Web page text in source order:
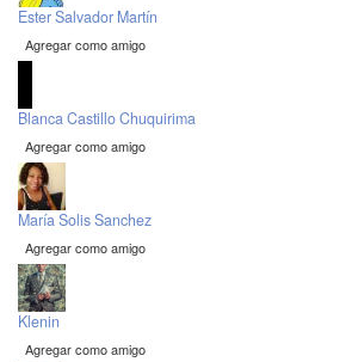
Ester Salvador Martín
Agregar como amigo
Blanca Castillo Chuquirima
Agregar como amigo
María Solis Sanchez
Agregar como amigo
Klenin
Agregar como amigo